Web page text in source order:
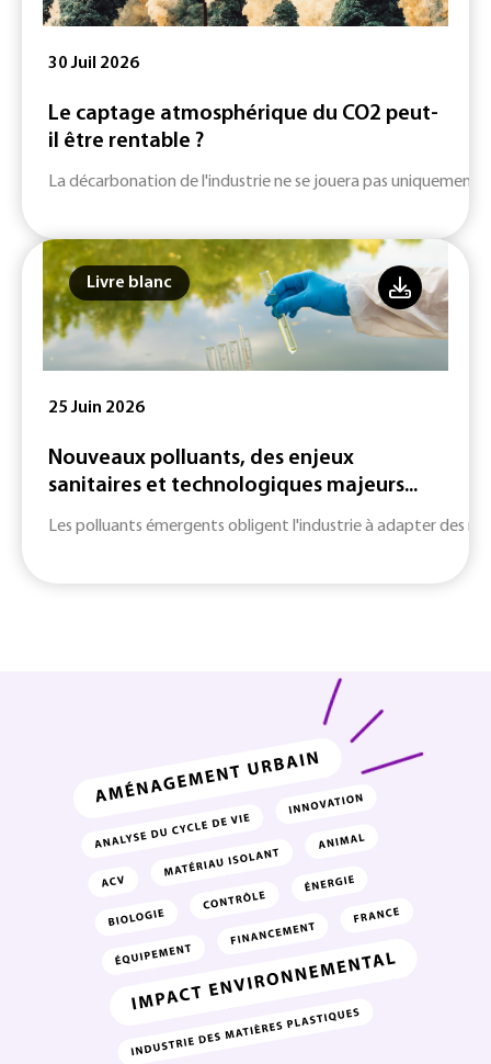
30 Juil 2026
Le captage atmosphérique du CO2 peut-
il être rentable ?
La décarbonation de l'industrie ne se jouera pas uniquement
Livre blanc
25 Juin 2026
Nouveaux polluants, des enjeux
sanitaires et technologiques majeurs...
Les polluants émergents obligent l'industrie à adapter des